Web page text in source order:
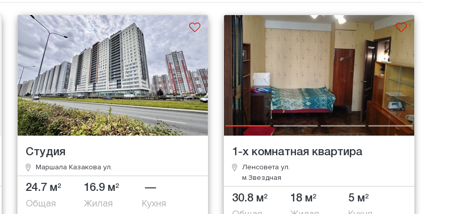
Студия
Маршала Казакова ул.
24.7 м2
Общая
16.9 м2
Жилая
—
Кухня
1-х комнатная квартира
Ленсовета ул.
м.Звездная
30.8 м2 18 м2 5 м2